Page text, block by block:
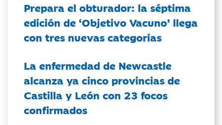
Prepara el obturador: la séptima
edición de ‘Objetivo Vacuno’ llega
con tres nuevas categorías
La enfermedad de Newcastle
alcanza ya cinco provincias de
Castilla y León con 23 focos
confirmados